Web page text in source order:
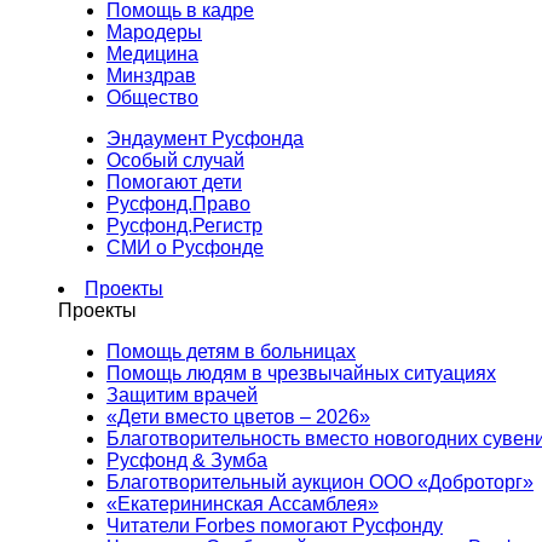
Помощь в кадре
Мародеры
Медицина
Минздрав
Общество
Эндаумент Русфонда
Особый случай
Помогают дети
Русфонд.Право
Русфонд.Регистр
СМИ о Русфонде
Проекты
Проекты
Помощь детям в больницах
Помощь людям в чрезвычайных ситуациях
Защитим врачей
«Дети вместо цветов – 2026»
Благотворительность вместо новогодних
Русфонд & Зумба
Благотворительный аукцион ООО «Доброторг»
«Екатерининская Ассамблея»
Читатели Forbes помогают Русфонду